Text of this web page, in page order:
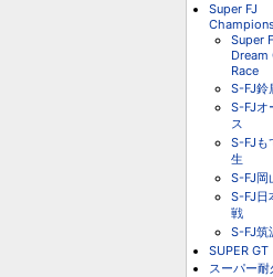
Super FJ
Super
Dream
Race
S-FJ鈴
S-FJオ
ス
S-FJも
生
S-FJ岡
S-FJ日
戦
S-FJ筑
SUPER GT
スーパー耐